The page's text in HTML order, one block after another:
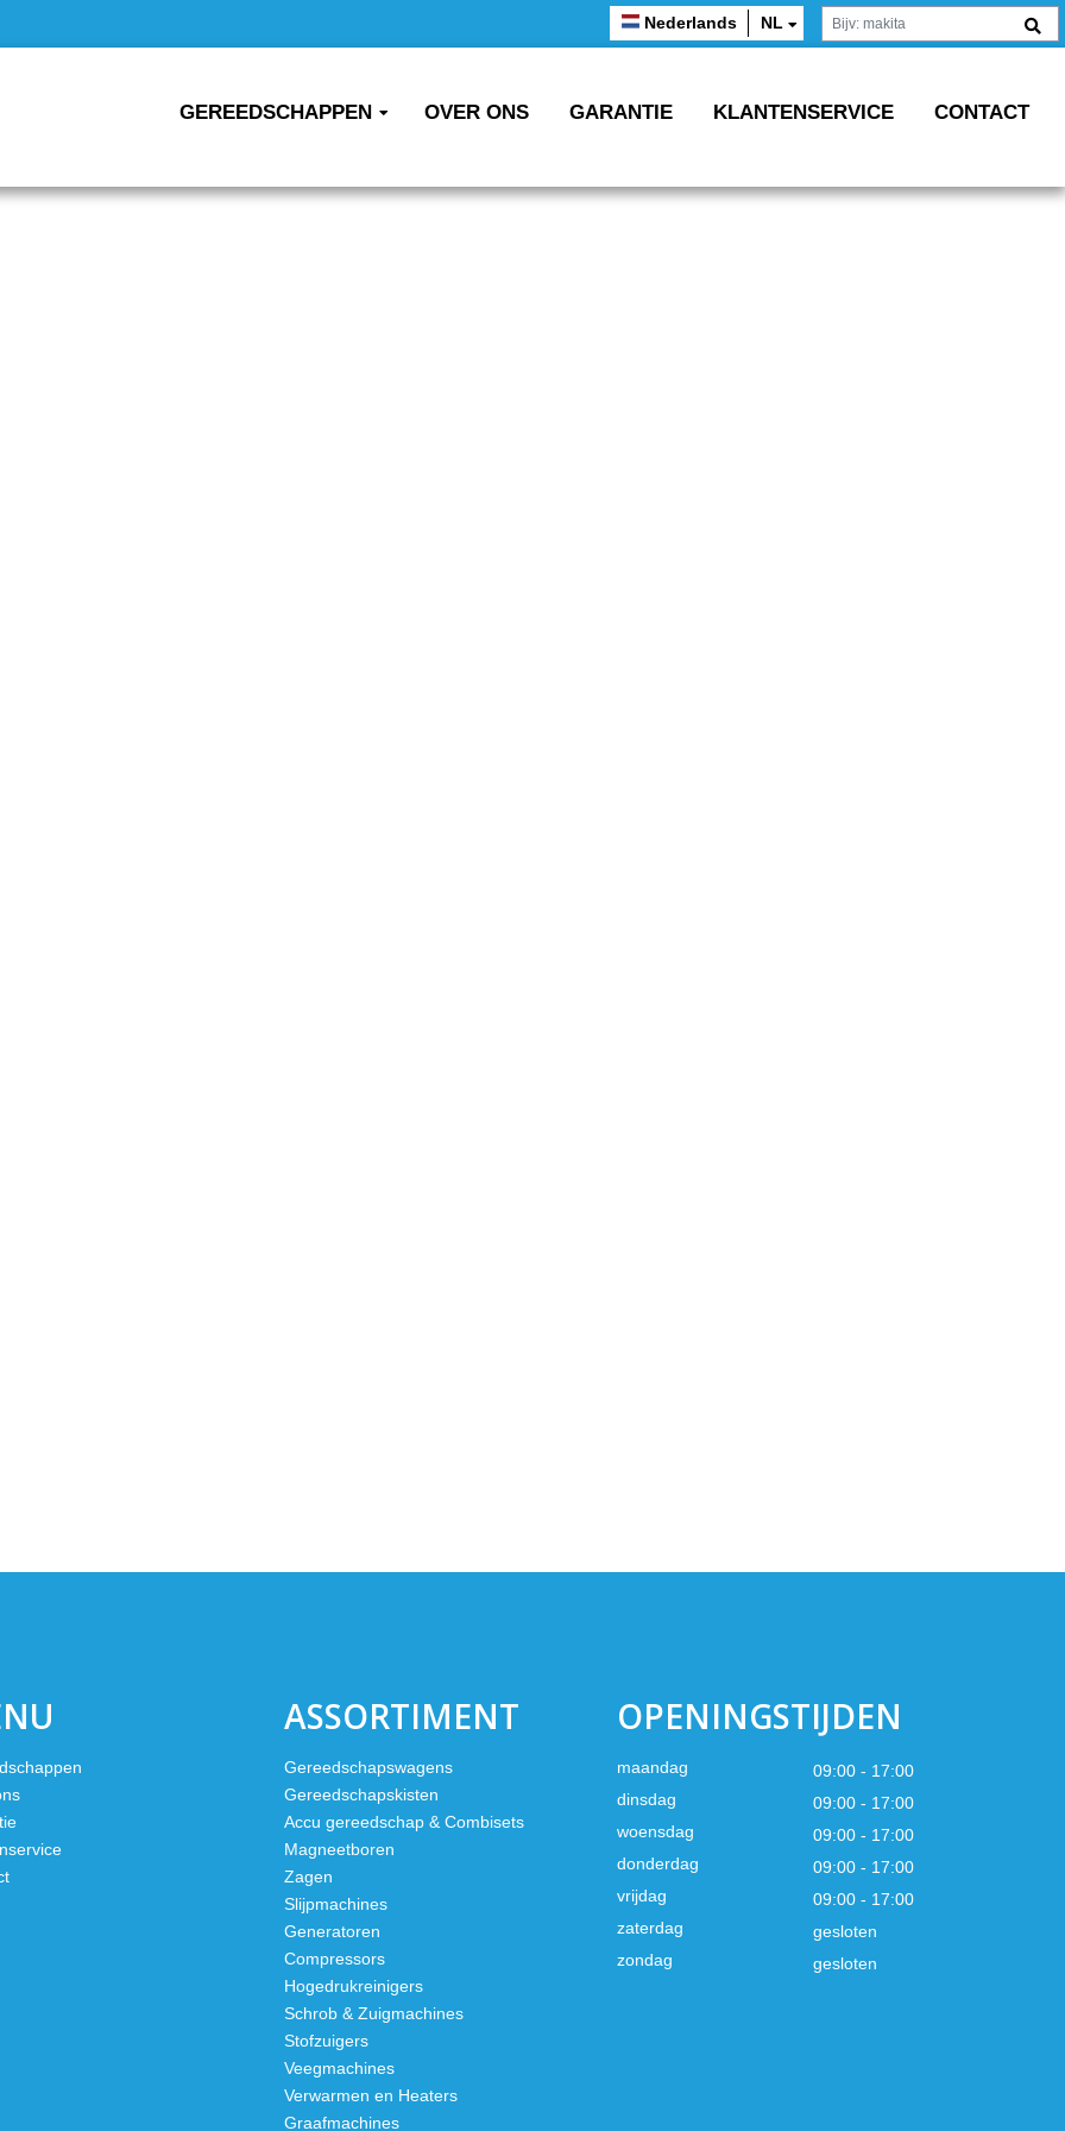
Nederlands NL
GEREEDSCHAPPEN OVER ONS GARANTIE KLANTENSERVICE CONTACT
ASSORTIMENT
Gereedschapswagens
Gereedschapskisten
Accu gereedschap & Combisets
Magneetboren
Zagen
Slijpmachines
Generatoren
Compressors
Hogedrukreinigers
Schrob & Zuigmachines
Stofzuigers
Veegmachines
Verwarmen en Heaters
Graafmachines
OPENINGSTIJDEN
maandag
09:00 - 17:00
dinsdag
09:00 - 17:00
woensdag
09:00 - 17:00
donderdag
09:00 - 17:00
vrijdag
09:00 - 17:00
zaterdag
gesloten
zondag
gesloten